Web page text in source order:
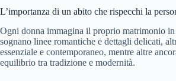
L’importanza di un abito che rispecchi la
Ogni donna immagina il proprio matrimonio
sognano linee romantiche e dettagli delicati,
essenziale e contemporaneo, mentre altre
equilibrio tra tradizione e modernità.